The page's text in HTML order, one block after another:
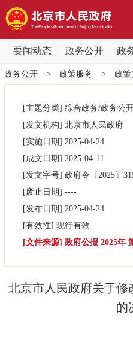
要闻动态 政务公开 政
要闻动态
党中央精神 国务
北京要闻 会
政务公开
市领导
政策兑现 政
决策公开 专
政务公开> 政策服务 > 政策
[主题分类] 综合政务/政务公
[发文机构] 北京市人民政府
[实施日期] 2025-04-24
[成文日期] 2025-04-11
[发文字号] 政府令 〔2025〕
[废止日期] ----
[发布日期] 2025-04-24
[有效性] 现行有效
[文件来源] 政府公报 2025年
北京市人民政府关于修
的